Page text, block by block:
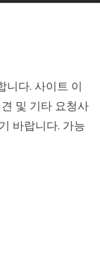
니다. 사이트 이
및 기타 요청사
바랍니다. 가능